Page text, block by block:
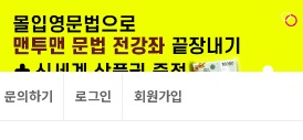
문의하기 로그인 회원가입